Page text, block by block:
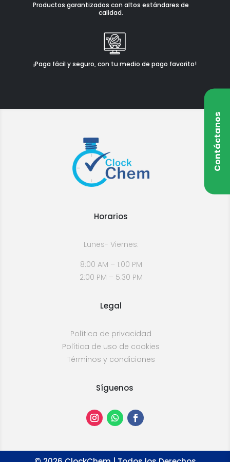
Productos garantizados con altos estándares de
calidad.
¡Paga fácil y seguro, con tu medio de pago favorito!
Contáctanos
Horarios
Lunes- Viernes:
8:00 AM – 1:00 PM
2:00 PM – 5:30 PM
Legal
Política de privacidad
Política de uso de cookies
Términos y condiciones
Síguenos